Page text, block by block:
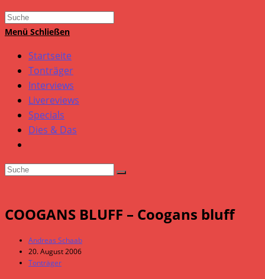
Search
this
Menü Schließen
Startseite
Tonträger
Interviews
Livereviews
Specials
Dies & Das
COOGANS BLUFF – Coogans bluff
Beitrags-
Autor:
Andreas Schaab
Beitrag
veröffentlicht:
20. August 2006
Beitrags-
Tonträger